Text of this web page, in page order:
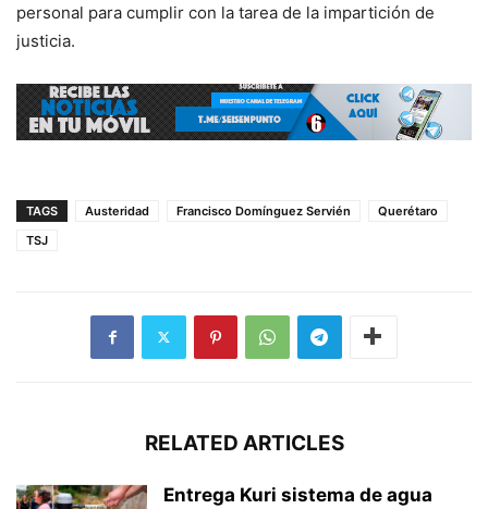
personal para cumplir con la tarea de la impartición de
justicia.
TAGS Austeridad Francisco Domínguez Servién
Querétaro
TSJ
RELATED ARTICLES
Entrega Kuri sistema de agua